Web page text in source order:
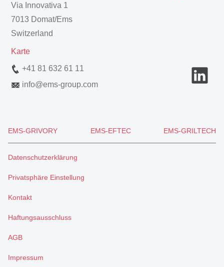
Via Innovativa 1
7013 Domat/Ems
Switzerland
Karte
+41 81 632 61 11
info@ems-group.com
EMS-GRIVORY EMS-EFTEC EMS-GRILTECH
Datenschutzerklärung
Privatsphäre Einstellung
Kontakt
Haftungsausschluss
AGB
Impressum